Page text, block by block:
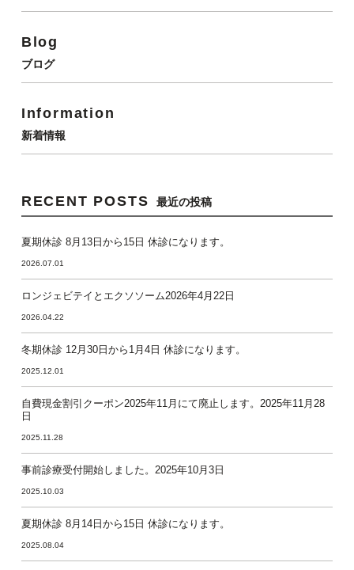
Blog
ブログ
Information
新着情報
RECENT POSTS 最近の投稿
夏期休診 8月13日から15日 休診になります。
2026.07.01
ロンジェビテイとエクソソーム2026年4月22日
2026.04.22
冬期休診 12月30日から1月4日 休診になります。
2025.12.01
自費現金割引クーポン2025年11月にて廃止します。2025年11月28
日
2025.11.28
事前診療受付開始しました。2025年10月3日
2025.10.03
夏期休診 8月14日から15日 休診になります。
2025.08.04